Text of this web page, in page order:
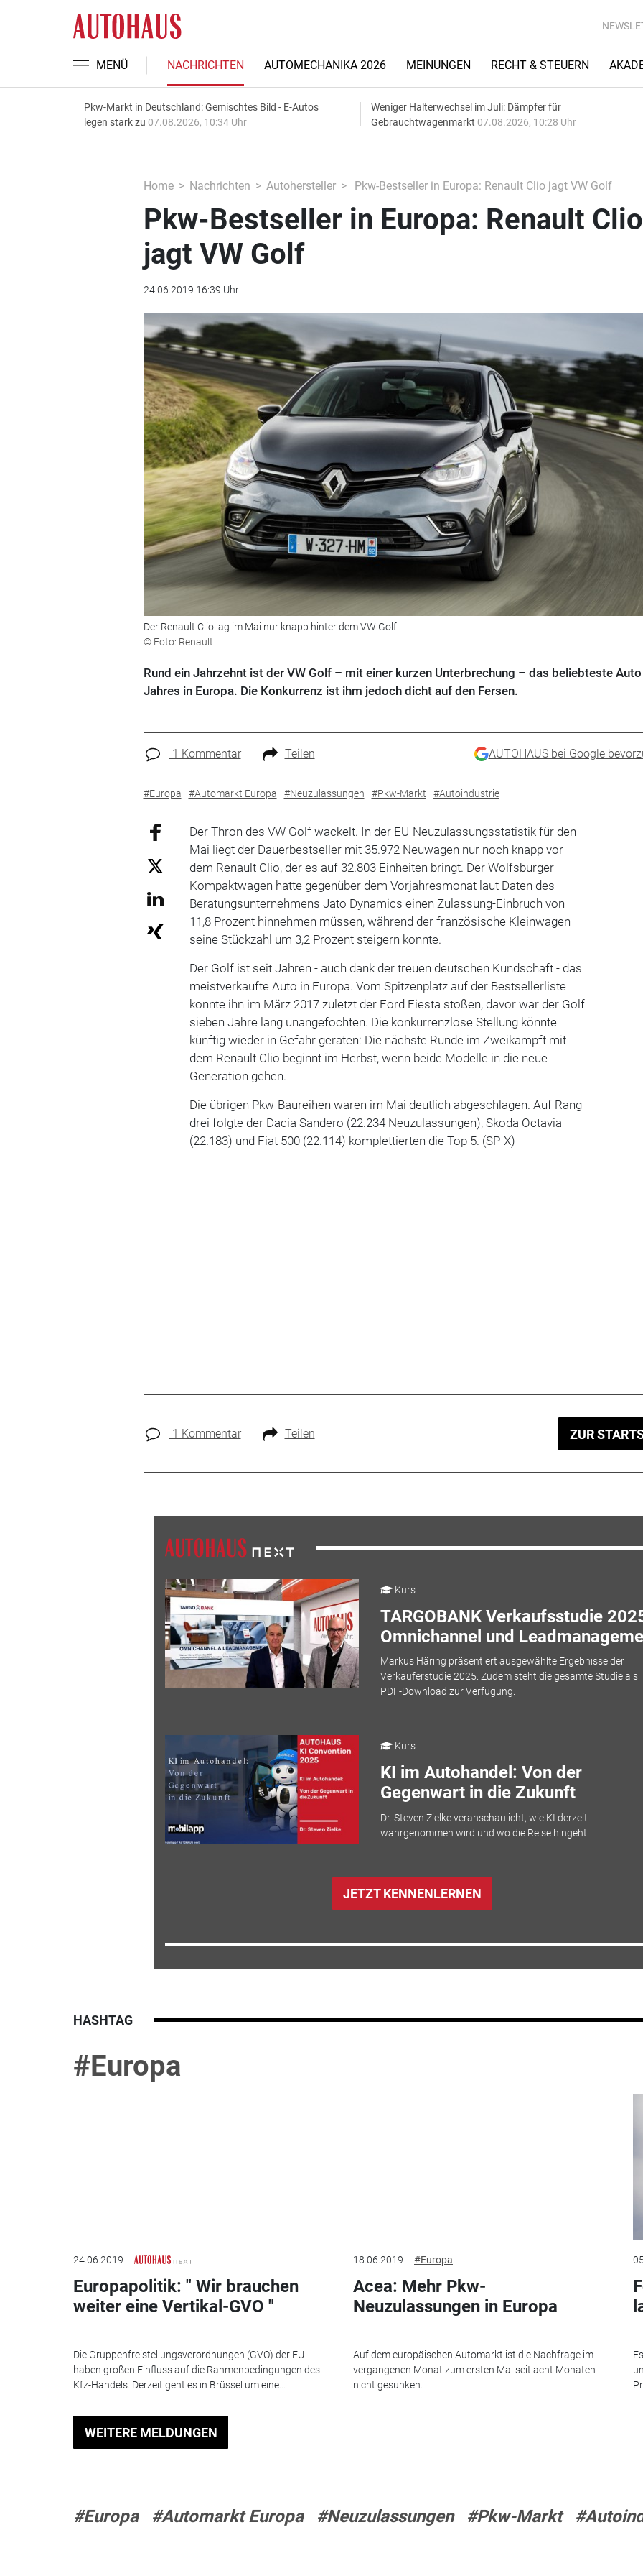
MENÜ NACHRICHTEN AUTOMECHANIKA 2026 MEINUNGEN RECHT & STEUERN
Pkw-Markt in Deutschland: Gemischtes Bild - E-Autos
legen stark zu 07.08.2026, 10:34 Uhr
Weniger Halterwechsel im Juli: Dämpfer für
Gebrauchtwagenmarkt 07.08.2026, 10:28 Uhr
Home Nachrichten Autohersteller Pkw-Bestseller in Europa: Renault Clio jagt VW Golf
Pkw-Bestseller in Europa: Renault Clio
jagt VW Golf
24.06.2019 16:39 Uhr
Der Renault Clio lag im Mai nur knapp hinter dem VW Golf.
© Foto: Renault
Rund ein Jahrzehnt ist der VW Golf – mit einer kurzen Unterbrechung – das beliebteste
Jahres in Europa. Die Konkurrenz ist ihm jedoch dicht auf den Fersen.
1 Kommentar Teilen AUTOHAUS bei Google
#Europa #Automarkt Europa #Neuzulassungen #Pkw-Markt #Autoindustrie
Der Thron des VW Golf wackelt. In der EU-Neuzulassungsstatistik für den
Mai liegt der Dauerbestseller mit 35.972 Neuwagen nur noch knapp vor
dem Renault Clio, der es auf 32.803 Einheiten bringt. Der Wolfsburger
Kompaktwagen hatte gegenüber dem Vorjahresmonat laut Daten des
Beratungsunternehmens Jato Dynamics einen Zulassung-Einbruch von
11,8 Prozent hinnehmen müssen, während der französische Kleinwagen
seine Stückzahl um 3,2 Prozent steigern konnte.
Der Golf ist seit Jahren - auch dank der treuen deutschen Kundschaft - das
meistverkaufte Auto in Europa. Vom Spitzenplatz auf der Bestsellerliste
konnte ihn im März 2017 zuletzt der Ford Fiesta stoßen, davor war der Golf
sieben Jahre lang unangefochten. Die konkurrenzlose Stellung könnte
künftig wieder in Gefahr geraten: Die nächste Runde im Zweikampft mit
dem Renault Clio beginnt im Herbst, wenn beide Modelle in die neue
Generation gehen.
Die übrigen Pkw-Baureihen waren im Mai deutlich abgeschlagen. Auf Rang
drei folgte der Dacia Sandero (22.234 Neuzulassungen), Skoda Octavia
(22.183) und Fiat 500 (22.114) komplettierten die Top 5. (SP-X)
1 Kommentar Teilen ZUR
Kurs
TARGOBANK Verkaufsstudie
Omnichannel und
Markus Häring präsentiert ausgewählte Ergebnisse der
Verkäuferstudie 2025. Zudem steht die gesamte Studie als
PDF-Download zur Verfügung.
Kurs
KI im Autohandel: Von der
Gegenwart in die Zukunft
Dr. Steven Zielke veranschaulicht, wie KI derzeit
wahrgenommen wird und wo die Reise hingeht.
JETZT KENNENLERNEN
HASHTAG
#Europa
24.06.2019
Europapolitik: " Wir brauchen
weiter eine Vertikal-GVO "
Die Gruppenfreistellungsverordnungen (GVO) der EU
haben großen Einfluss auf die Rahmenbedingungen des
Kfz-Handels. Derzeit geht es in Brüssel um eine...
18.06.2019 #Europa
Acea: Mehr Pkw-
Neuzulassungen in Europa
Auf dem europäischen Automarkt ist die Nachfrage im
vergangenen Monat zum ersten Mal seit acht Monaten
nicht gesunken.
WEITERE MELDUNGEN
#Europa #Automarkt Europa #Neuzulassungen #Pkw-Markt